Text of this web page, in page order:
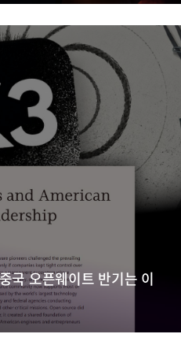
국 오픈웨이트 반기는 이